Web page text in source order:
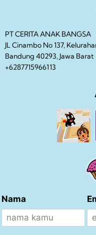
PT CERITA ANAK BANGSA
JL Cinambo No 137,
Bandung 40293, Jawa Barat
+6287715966113
Nama